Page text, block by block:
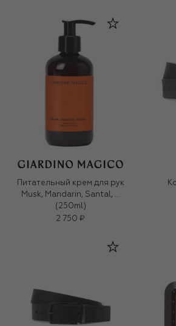
Питательный крем для рук
Musk, Mandarin, Santal, …
(250ml)
2 750 ₽